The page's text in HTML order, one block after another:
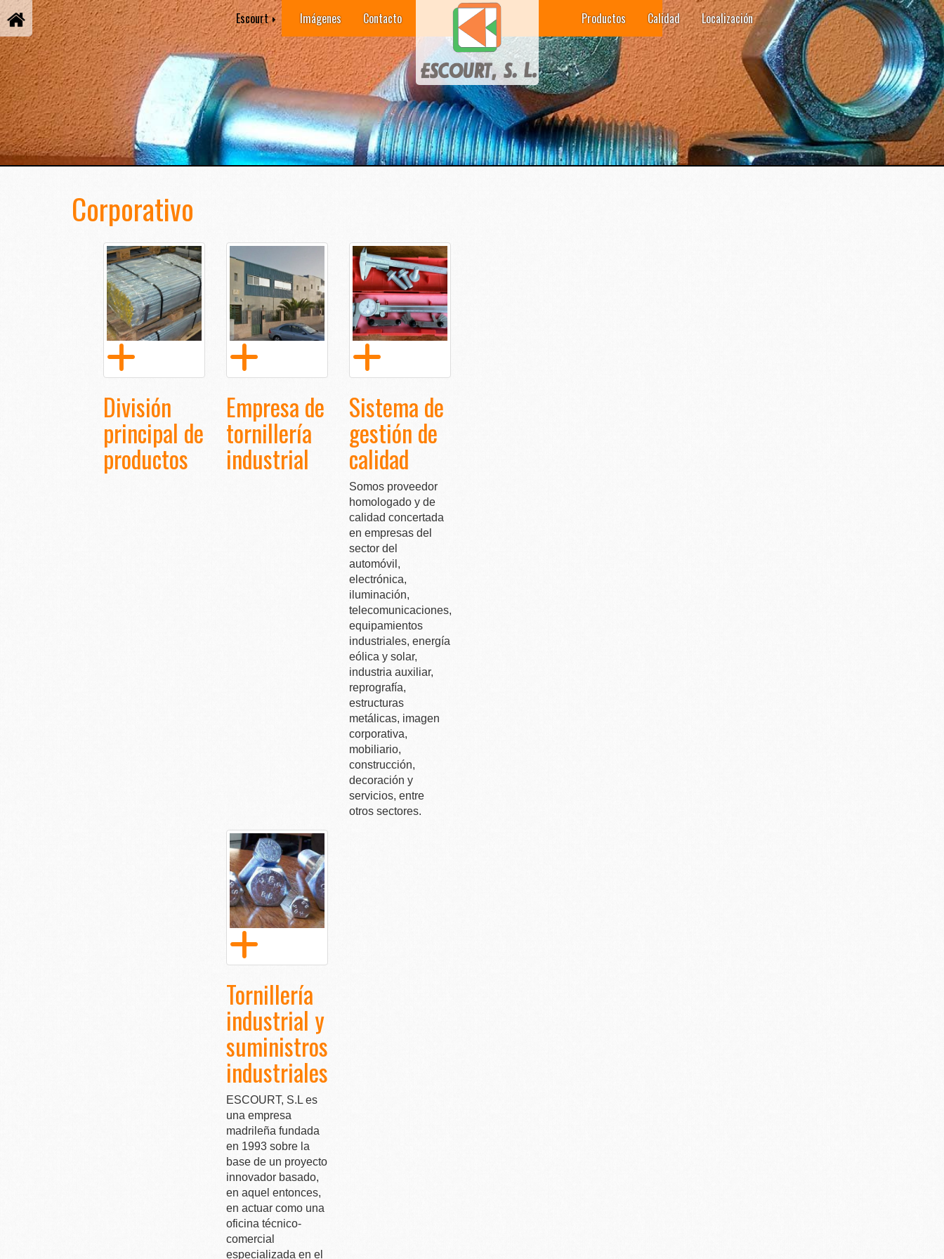
Escourt Imágenes Contacto Productos Calidad Localización
Corporativo
División
principal de
productos
Empresa de
tornillería
industrial
Sistema de
gestión de
calidad
Somos proveedor
homologado y de
calidad concertada
en empresas del
sector del
automóvil,
electrónica,
iluminación,
telecomunicaciones,
equipamientos
industriales, energía
eólica y solar,
industria auxiliar,
reprografía,
estructuras
metálicas, imagen
corporativa,
mobiliario,
construcción,
decoración y
servicios, entre
otros sectores.
Tornillería
industrial y
suministros
industriales
ESCOURT, S.L es
una empresa
madrileña fundada
en 1993 sobre la
base de un proyecto
innovador basado,
en aquel entonces,
en actuar como una
oficina técnico-
comercial
especializada en el